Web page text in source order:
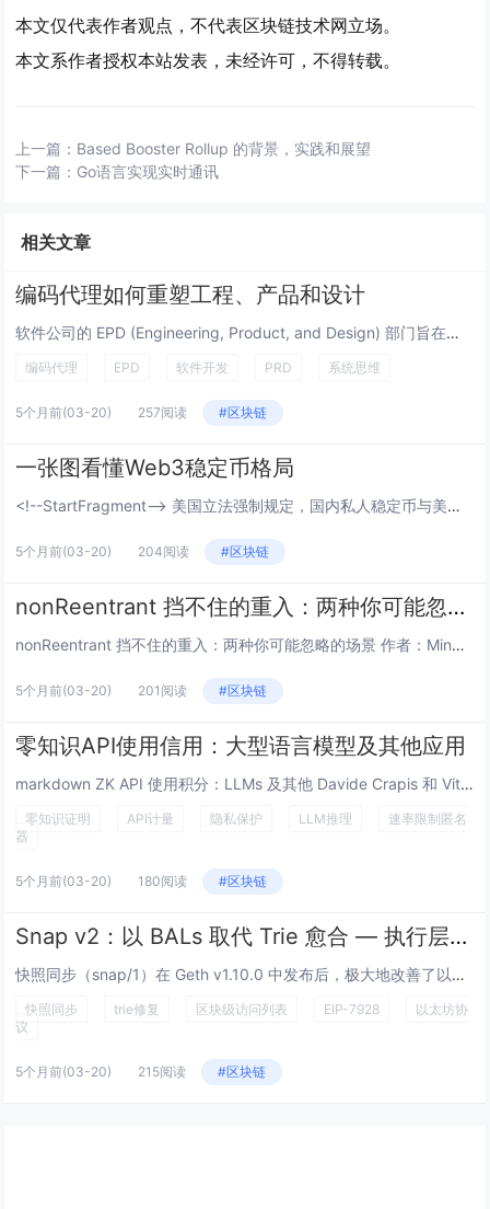
本文仅代表作者观点，不代表区块链技术网立场。
本文系作者授权本站发表，未经许可，不得转载。
上一篇： Based Booster Rollup 的背景，实践和展望
下一篇： Go语言实现实时通讯
相关文章
编码代理如何重塑工程、产品和设计
软件公司的 EPD (Engineering, Product, and Design) 部门旨在创建优质软件。尽管...
编码代理 EPD 软件开发 PRD 系统思维
5个月前(03-20) 257阅读 #区块链
一张图看懂Web3稳定币格局
<!--StartFragment--> 美国立法强制规定，国内私人稳定币与美元国债挂钩，换汤不换药，...
5个月前(03-20) 204阅读 #区块链
nonReentrant 挡不住的重入：两种你可能忽略的场景
nonReentrant 挡不住的重入：两种你可能忽略的场景 作者：Mingyang Fan (@SymmaTe...
5个月前(03-20) 201阅读 #区块链
零知识API使用信用：大型语言模型及其他应用
markdown ZK API 使用积分：LLMs 及其他 Davide Crapis 和 Vitalik Bute...
零知识证明 API计量 隐私保护 LLM推理
速率限制匿名
器
5个月前(03-20) 180阅读 #区块链
Snap v2：以 BALs 取代 Trie 愈合 — 执行层研究
快照同步（snap/1）在 Geth v1.10.0 中发布后，极大地改善了以太坊节点的同步。但它有一个众所周知的阿喀琉...
快照同步 trie修复 区块级访问列表 EIP-7928
以太坊协
议
5个月前(03-20) 215阅读 #区块链